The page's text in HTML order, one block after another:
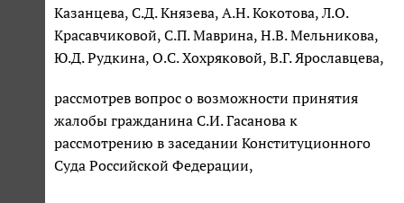
Казанцева, С.Д. Князева, А.Н. Кокотова, Л.О.
Красавчиковой, С.П. Маврина, Н.В. Мельникова,
Ю.Д. Рудкина, О.С. Хохряковой, В.Г. Ярославцева,
рассмотрев вопрос о возможности принятия
жалобы гражданина С.И. Гасанова к
рассмотрению в заседании Конституционного
Суда Российской Федерации,